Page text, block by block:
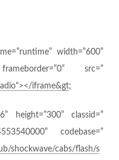
width=”600”
src=”
iframe&gt;
classid=”
codebase=”
shockwave/cabs/flash/s